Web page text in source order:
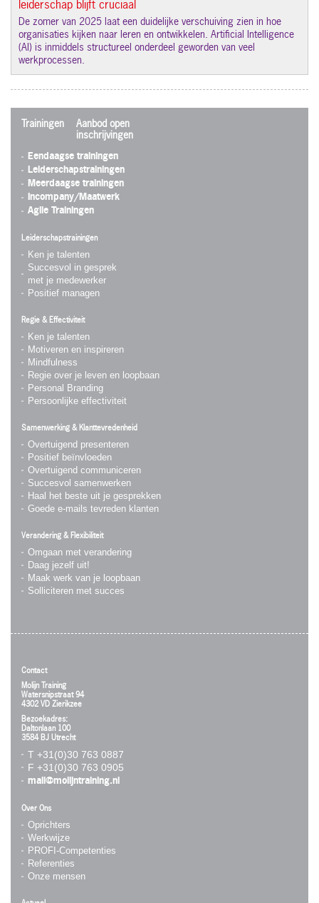
leiderschap blijft cruciaal
De zomer van 2025 laat een duidelijke verschuiving zien in hoe
organisaties kijken naar leren en ontwikkelen. Artificial Intelligence
(AI) is inmiddels structureel onderdeel geworden van veel
werkprocessen.
Trainingen
Aanbod open
inschrijvingen
Eendaagse trainingen
Leiderschapstrainingen
Meerdaagse trainingen
Incompany/Maatwerk
Agile Trainingen
Leiderschapstrainingen
Ken je talenten
Succesvol in gesprek
met je medewerker
Positief managen
Regie & Effectiviteit
Ken je talenten
Motiveren en inspireren
Mindfulness
Regie over je leven en loopbaan
Personal Branding
Persoonlijke effectiviteit
Samenwerking & Klanttevredenheid
Overtuigend presenteren
Positief beïnvloeden
Overtuigend communiceren
Succesvol samenwerken
Haal het beste uit je gesprekken
Goede e-mails tevreden klanten
Verandering & Flexibiliteit
Omgaan met verandering
Daag jezelf uit!
Maak werk van je loopbaan
Solliciteren met succes
Contact
Molijn Training
Watersnipstraat 94
4302 VD Zierikzee
Bezoekadres:
Daltonlaan 100
3584 BJ Utrecht
T +31(0)30 763 0887
F +31(0)30 763 0905
mail@molijntraining.nl
Over Ons
Oprichters
Werkwijze
PROFI-Competenties
Referenties
Onze mensen